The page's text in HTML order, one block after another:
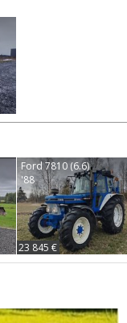
Ford 7810 (6.6)
'88
23 845 €